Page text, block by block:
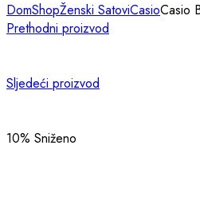
DomShopŽenski SatoviCasioCasio
Prethodni proizvod
Sljedeći proizvod
10% Sniženo